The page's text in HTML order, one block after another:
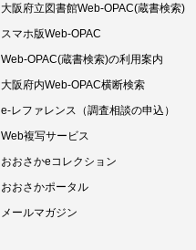
大阪府立図書館Web-OPAC(蔵書検索)
スマホ版Web-OPAC
Web-OPAC(蔵書検索)の利用案内
大阪府内Web-OPAC横断検索
e-レファレンス（調査相談の申込）
Web複写サービス
おおさかeコレクション
おおさかポータル
メールマガジン